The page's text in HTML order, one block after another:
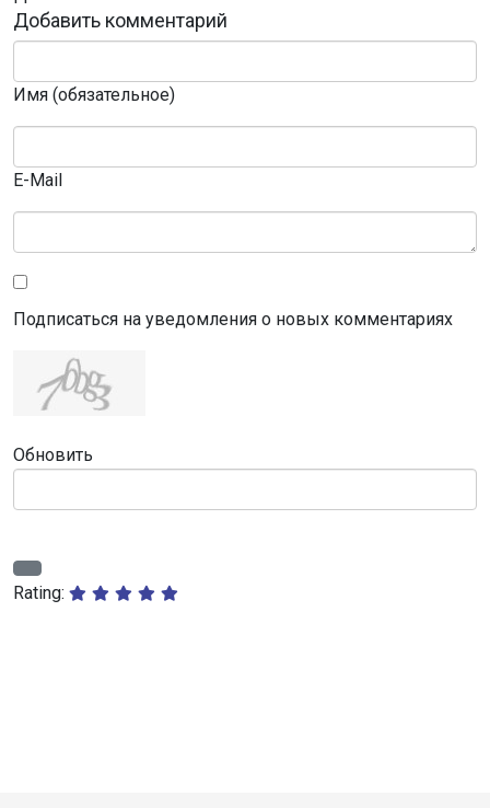
Добавить комментарий
Имя (обязательное)
E-Mail
Подписаться на уведомления о новых комментариях
Обновить
Rating: